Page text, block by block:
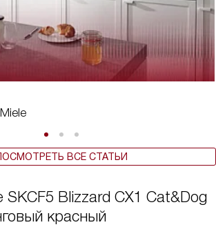
ВСЕ СТАТЬИ
Blizzard CX1 Cat&Dog
красный